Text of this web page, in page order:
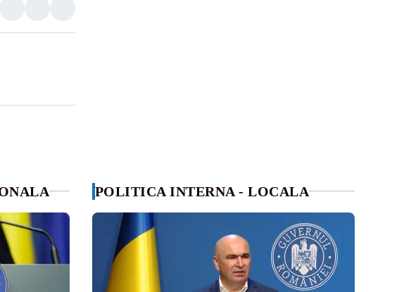
POLITICA INTERNA - LOCALA